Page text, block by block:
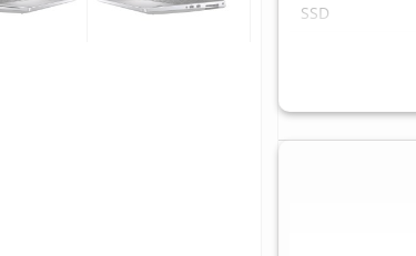
SSD
Trọng lượng